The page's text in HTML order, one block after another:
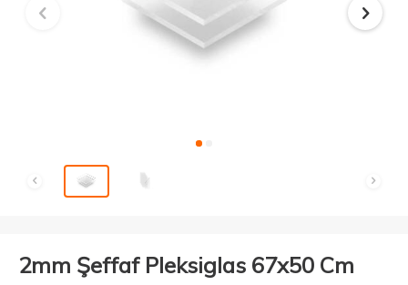
2mm Şeffaf Pleksiglas 67x50 Cm